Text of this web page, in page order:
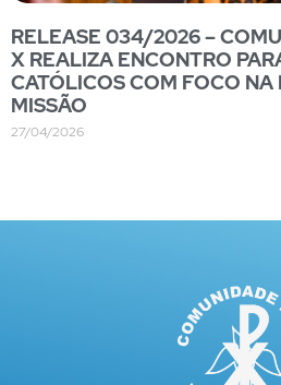
RELEASE 034/2026 –
X REALIZA ENCONTRO
CATÓLICOS COM FOCO NA
MISSÃO
27/04/2026